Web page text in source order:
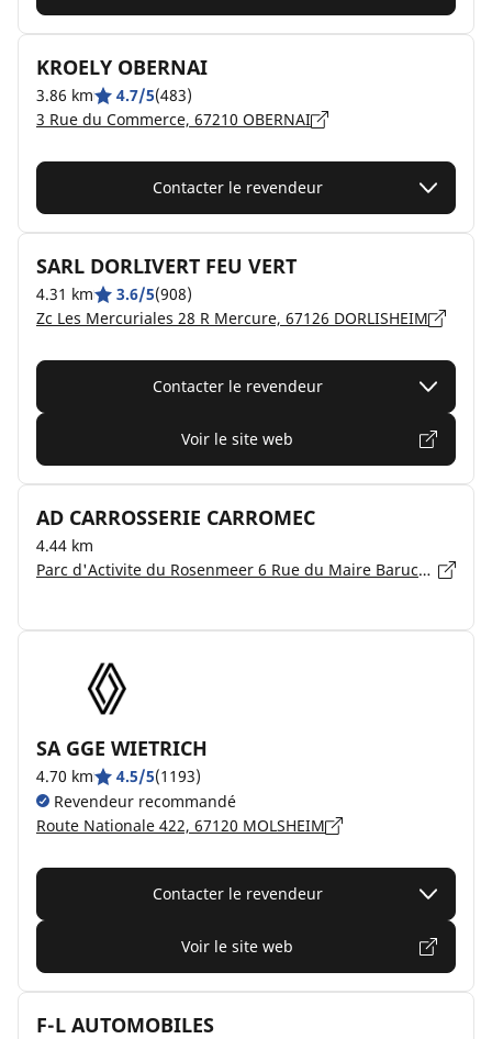
KROELY OBERNAI
3.86 km 4.7/5(483)
3 Rue du Commerce, 67210 OBERNAI
Contacter le revendeur
SARL DORLIVERT FEU VERT
4.31 km 3.6/5(908)
Zc Les Mercuriales 28 R Mercure, 67126 DORLISHEIM
Contacter le revendeur
Voir le site web
AD CARROSSERIE CARROMEC
4.44 km
Parc d'Activite du Rosenmeer 6 Rue du Maire Baruch, 67560 ROSHEIM
SA GGE WIETRICH
4.70 km 4.5/5(1193)
Revendeur recommandé
Route Nationale 422, 67120 MOLSHEIM
Contacter le revendeur
Voir le site web
F-L AUTOMOBILES